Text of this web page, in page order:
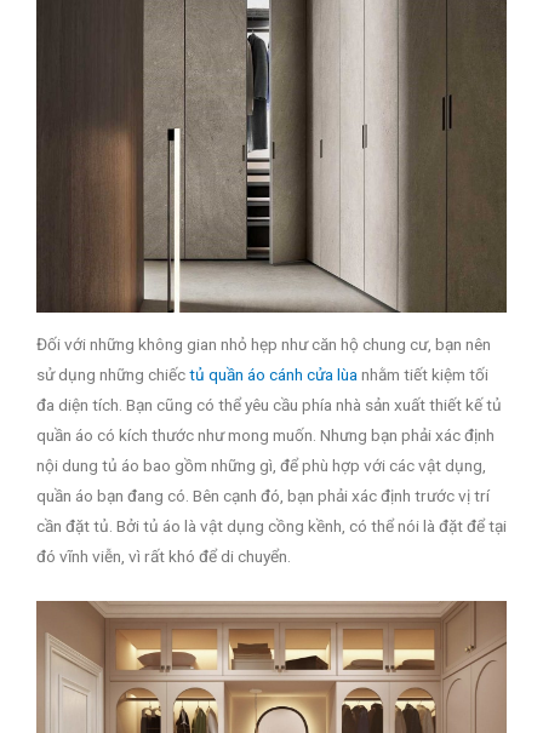
Đối với những không gian nhỏ hẹp như căn hộ chung cư, bạn nên
sử dụng những chiếctủ quần áo cánh cửa lùa nhằm tiết kiệm tối
đa diện tích. Bạn cũng có thể yêu cầu phía nhà sản xuất thiết kế tủ
quần áo có kích thước như mong muốn. Nhưng bạn phải xác định
nội dung tủ áo bao gồm những gì, để phù hợp với các vật dụng,
quần áo bạn đang có. Bên cạnh đó, bạn phải xác định trước vị trí
cần đặt tủ. Bởi tủ áo là vật dụng cồng kềnh, có thể nói là đặt để tại
đó vĩnh viễn, vì rất khó để di chuyển.